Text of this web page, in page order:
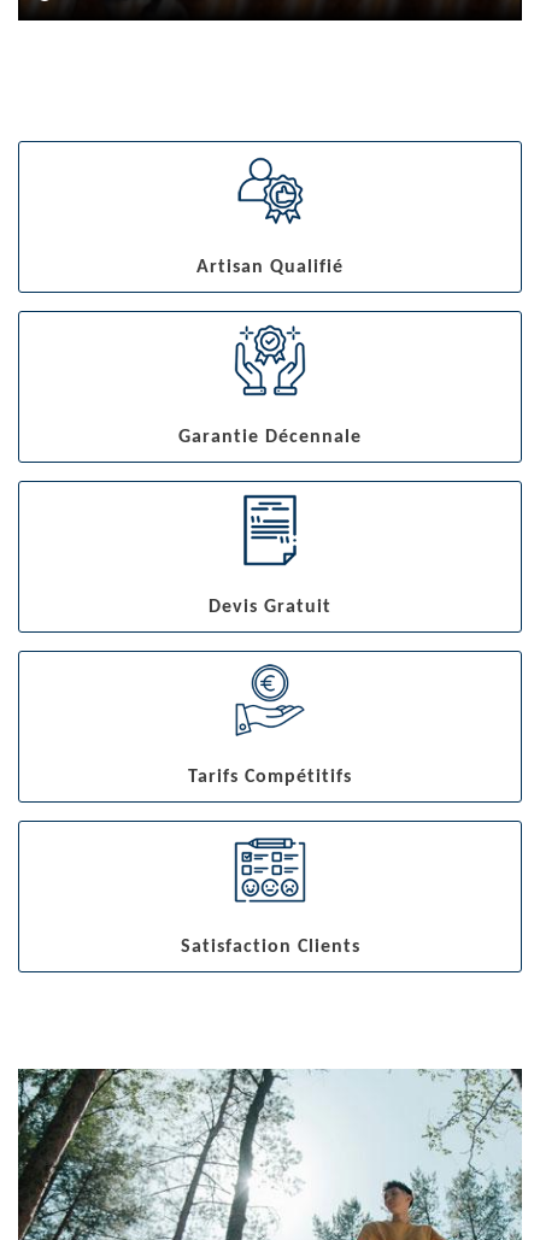
Artisan Qualifié
Garantie Décennale
Devis Gratuit
Tarifs Compétitifs
Satisfaction Clients